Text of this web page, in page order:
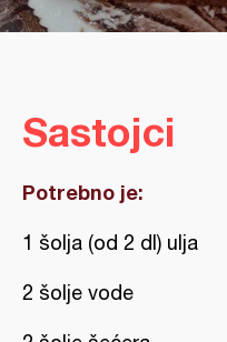
Sastojci
Potrebno je:
1 šolja (od 2 dl) ulja
2 šolje vode